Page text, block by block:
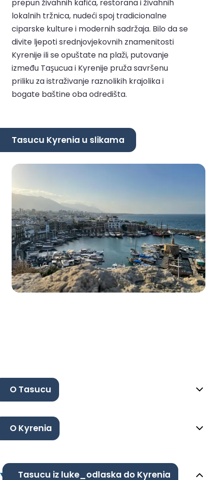
prepun živahnih kafića, restorana i živahnih
lokalnih tržnica, nudeći spoj tradicionalne
ciparske kulture i modernih sadržaja. Bilo da se
divite ljepoti srednjovjekovnih znamenitosti
Kyrenije ili se opuštate na plaži, putovanje
između Taşucua i Kyrenije pruža savršenu
priliku za istraživanje raznolikih krajolika i
bogate baštine oba odredišta.
Tasucu Kyrenia u slikama
O Tasucu
O Kyrenia
Tasucu iz luke_odlaska do Kyrenia